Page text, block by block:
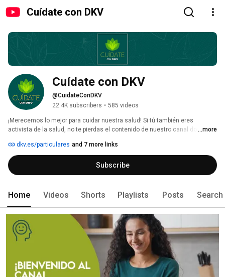
Cuídate con DKV
Cuídate con DKV
@CuidateConDKV
22.4K subscribers • 585 videos
¡Merecemos lo mejor para cuidar nuestra salud! Si tú también eres
activista de la salud, no te pierdas el contenido de nuestro canal donde
mental, alimentación y recetas.
...more
dkv.es/particulares and 7 more links
Subscribe
Home Videos Shorts Playlists Posts Search